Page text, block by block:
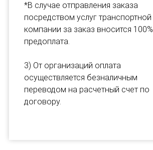
*В случае отправления заказа
посредством услуг транспортной
компании за заказ вносится 100%
предоплата.
3) От организаций оплата
осуществляется безналичным
переводом на расчетный счет по
договору.